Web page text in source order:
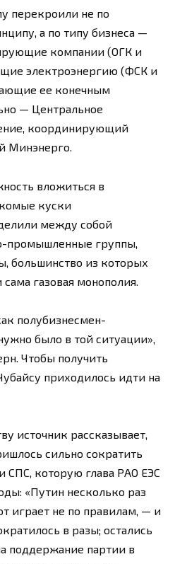
перекроили не по
а по типу бизнеса —
компании (ОГК и
электроэнергию (ФСК и
ее конечным
— Центральное
координирующий
Минэнерго.
вложиться в
куски
между собой
промышленные группы,
большинство из которых
газовая монополия.
полубизнесмен-
было в той ситуации»,
Чтобы получить
приходилось идти на
источник рассказывает,
сильно сократить
СПС, которую глава РАО ЕЭС
«Путин несколько раз
играет не по правилам, — и
в разы; остались
поддержание партии в